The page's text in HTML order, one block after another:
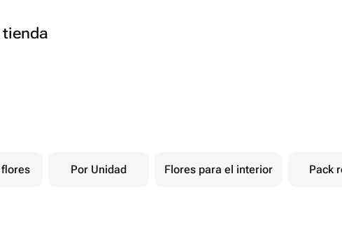
Por Unidad Flores para el interior Pack